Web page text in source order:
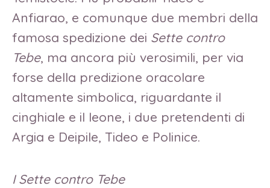
Anfiarao, e comunque due membri della
famosa spedizione dei Sette contro
Tebe, ma ancora più verosimili, per via
forse della predizione oracolare
altamente simbolica, riguardante il
cinghiale e il leone, i due pretendenti di
Argia e Deipile, Tideo e Polinice.
I Sette contro Tebe